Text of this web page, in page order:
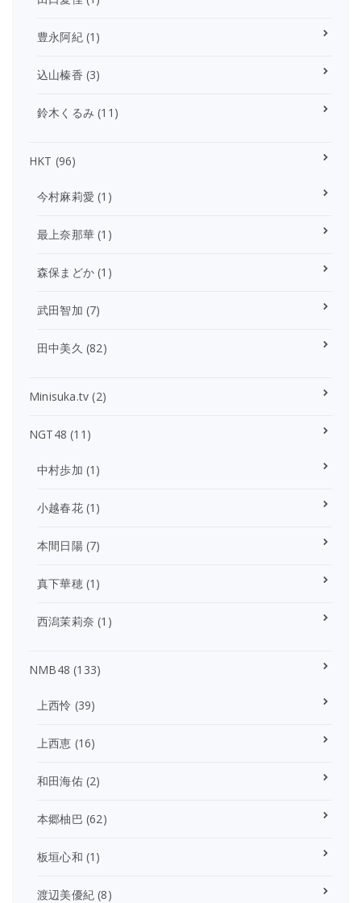
豊永阿紀(1)
込山榛香 (3)
鈴木くるみ (11)
HKT (96)
今村麻莉愛 (1)
最上奈那華 (1)
森保まどか (1)
武田智加 (7)
田中美久 (82)
Minisuka.tv (2)
NGT48 (11)
中村歩加 (1)
小越春花(1)
本間日陽(7)
真下華穂(1)
西潟茉莉奈 (1)
NMB48 (133)
上西怜 (39)
上西恵 (16)
和田海佑(2)
本郷柚巴 (62)
板垣心和 (1)
渡辺美優紀 (8)